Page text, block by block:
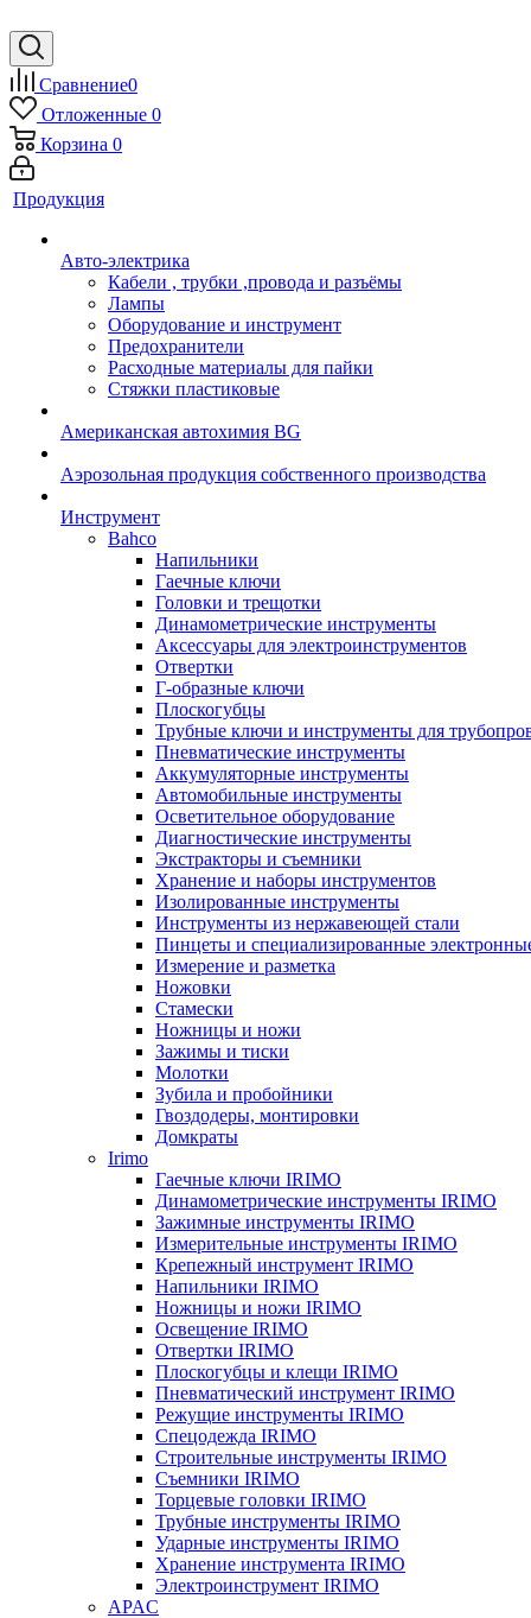
Сравнение0
Отложенные 0
Корзина 0
Продукция
Авто-электрика
Кабели , трубки ,провода и разъёмы
Лампы
Оборудование и инструмент
Предохранители
Расходные материалы для пайки
Стяжки пластиковые
Американская автохимия BG
Аэрозольная продукция собственного производства
Инструмент
Bahco
Напильники
Гаечные ключи
Головки и трещотки
Динамометрические инструменты
Аксессуары для электроинструментов
Отвертки
Г-образные ключи
Плоскогубцы
Трубные ключи и инструменты для
Пневматические инструменты
Аккумуляторные инструменты
Автомобильные инструменты
Осветительное оборудование
Диагностические инструменты
Экстракторы и съемники
Хранение и наборы инструментов
Изолированные инструменты
Инструменты из нержавеющей стали
Пинцеты и специализированные
Измерение и разметка
Ножовки
Стамески
Ножницы и ножи
Зажимы и тиски
Молотки
Зубила и пробойники
Гвоздодеры, монтировки
Домкраты
Irimo
Гаечные ключи IRIMO
Динамометрические инструменты IRIMO
Зажимные инструменты IRIMO
Измерительные инструменты IRIMO
Крепежный инструмент IRIMO
Напильники IRIMO
Ножницы и ножи IRIMO
Освещение IRIMO
Отвертки IRIMO
Плоскогубцы и клещи IRIMO
Пневматический инструмент IRIMO
Режущие инструменты IRIMO
Спецодежда IRIMO
Строительные инструменты IRIMO
Съемники IRIMO
Торцевые головки IRIMO
Трубные инструменты IRIMO
Ударные инструменты IRIMO
Хранение инструмента IRIMO
Электроинструмент IRIMO
APAC